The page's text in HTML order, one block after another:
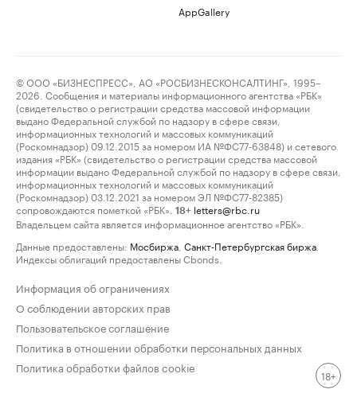
AppGallery
© ООО «БИЗНЕСПРЕСС», АО «РОСБИЗНЕСКОНСАЛТИНГ», 1995–
2026. Сообщения и материалы информационного агентства «РБК»
(свидетельство о регистрации средства массовой информации
выдано Федеральной службой по надзору в сфере связи,
информационных технологий и массовых коммуникаций
(Роскомнадзор) 09.12.2015 за номером ИА №ФС77-63848) и сетевого
издания «РБК» (свидетельство о регистрации средства массовой
информации выдано Федеральной службой по надзору в сфере связи,
информационных технологий и массовых коммуникаций
(Роскомнадзор) 03.12.2021 за номером ЭЛ №ФС77-82385)
сопровождаются пометкой «РБК».
18+ letters@rbc.ru
Владельцем сайта является информационное агентство «РБК».
Данные предоставлены: Мосбиржа Санкт-Петербургская биржа
Индексы облигаций предоставлены Cbonds.
Информация об ограничениях
О соблюдении авторских прав
Пользовательское соглашение
Политика в отношении обработки персональных данных
Политика обработки файлов cookie
18+